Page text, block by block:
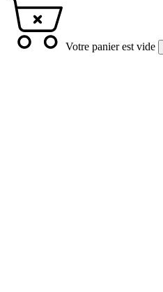
Votre panier est vide